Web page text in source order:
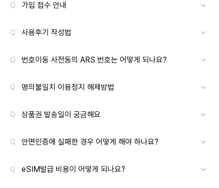
가입 접수 안내
사용후기 작성법
번호이동 사전동의 ARS 번호는 어떻게 되나요?
명의불일치 이용정지 해제방법
상품권 발송일이 궁금해요
안면인증에 실패한 경우 어떻게 해야 하나요?
eSIM발급 비용이 어떻게 되나요?